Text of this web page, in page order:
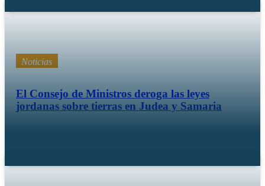
Noticias
El Consejo de Ministros deroga las leyes
jordanas sobre tierras en Judea y Samaria